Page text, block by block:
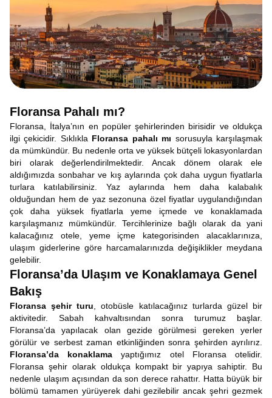
Floransa Pahalı mı?
Floransa, İtalya’nın en popüler şehirlerinden birisidir ve oldukça
ilgi çekicidir. Sıklıkla Floransa pahalı mı sorusuyla karşılaşmak
da mümkündür. Bu nedenle orta ve yüksek bütçeli lokasyonlardan
biri olarak değerlendirilmektedir. Ancak dönem olarak ele
aldığımızda sonbahar ve kış aylarında çok daha uygun fiyatlarla
turlara katılabilirsiniz. Yaz aylarında hem daha kalabalık
olduğundan hem de yaz sezonuna özel fiyatlar uygulandığından
çok daha yüksek fiyatlarla yeme içmede ve konaklamada
karşılaşmanız mümkündür. Tercihlerinize bağlı olarak da yani
kalacağınız otele, yeme içme kategorisinden alacaklarınıza,
ulaşım giderlerine göre harcamalarınızda değişiklikler meydana
gelebilir.
Floransa’da Ulaşım ve Konaklamaya Genel
Bakış
Floransa şehir turu , otobüsle katılacağınız turlarda güzel bir
aktivitedir. Sabah kahvaltısından sonra turumuz başlar.
Floransa’da yapılacak olan gezide görülmesi gereken yerler
görülür ve serbest zaman etkinliğinden sonra şehirden ayrılırız.
Floransa’da konaklama yaptığımız otel Floransa otelidir.
Floransa şehir olarak oldukça kompakt bir yapıya sahiptir. Bu
nedenle ulaşım açısından da son derece rahattır. Hatta büyük bir
bölümü tamamen yürüyerek dahi gezilebilir ancak şehri gezmek